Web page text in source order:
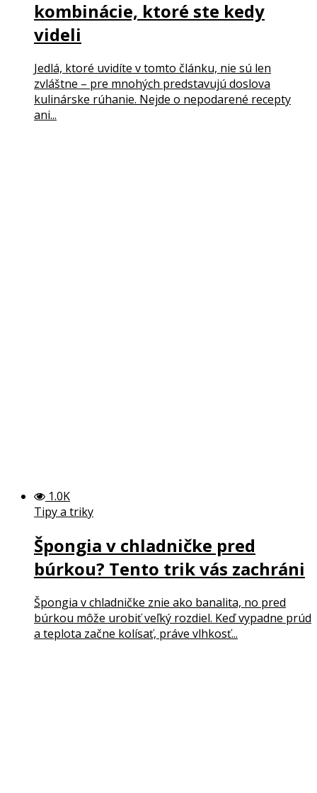
kombinácie, ktoré ste kedy
videli
Jedlá, ktoré uvidíte v tomto článku, nie sú len
zvláštne – pre mnohých predstavujú doslova
kulinárske rúhanie. Nejde o nepodarené recepty
ani...
1.0K
Tipy a triky
Špongia v chladničke pred
búrkou? Tento trik vás zachráni
Špongia v chladničke znie ako banalita, no pred
búrkou môže urobiť veľký rozdiel. Keď vypadne prúd
a teplota začne kolísať, práve vlhkosť...